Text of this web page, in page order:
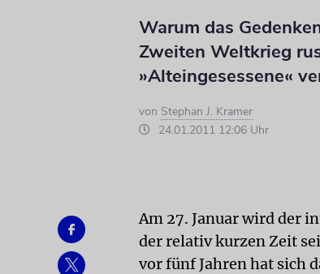
Warum das
Zweiten Weltkrieg
»Alteingesessene«
von Stephan J. Kramer
24.01.2011 12:06 Uhr
Am 27. Januar wird der
der relativ kurzen Zeit
vor fünf Jahren hat sich